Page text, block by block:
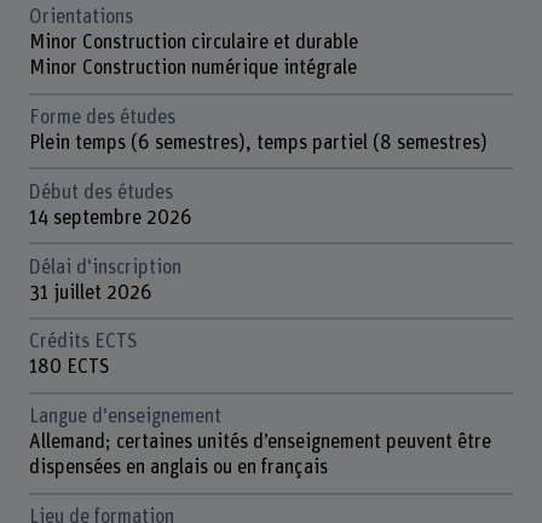
Orientations
Minor Construction circulaire et durable
Minor Construction numérique intégrale
Forme des études
Plein temps (6 semestres), temps partiel (8 semestres)
Début des études
14 septembre 2026
Délai d'inscription
31 juillet 2026
Crédits ECTS
180 ECTS
Langue d'enseignement
Allemand; certaines unités d’enseignement peuvent être
dispensées en anglais ou en français
Lieu de formation